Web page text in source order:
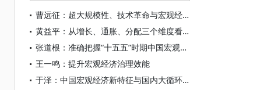
曹远征：超大规模性、技术革命与宏观经济的再平衡
黄益平：从增长、通胀、分配三个维度看AI的宏观经济影响
张道根：准确把握“十五五”时期中国宏观经济变化
王一鸣：提升宏观经济治理效能
于泽：中国宏观经济新特征与国内大循环的内生动力